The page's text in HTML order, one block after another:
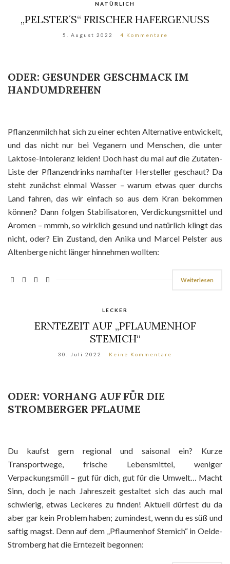
NATÜRLICH
„PELSTER´S“ FRISCHER HAFERGENUSS
5. August 2022 4 Kommentare
ODER: GESUNDER GESCHMACK IM
HANDUMDREHEN
Pflanzenmilch hat sich zu einer echten Alternative entwickelt,
und das nicht nur bei Veganern und Menschen, die unter
Laktose-Intoleranz leiden! Doch hast du mal auf die Zutaten-
Liste der Pflanzendrinks namhafter Hersteller geschaut? Da
steht zunächst einmal Wasser – warum etwas quer durchs
Land fahren, das wir einfach so aus dem Kran bekommen
können? Dann folgen Stabilisatoren, Verdickungsmittel und
Aromen – mmmh, so wirklich gesund und natürlich klingt das
nicht, oder? Ein Zustand, den Anika und Marcel Pelster aus
Altenberge nicht länger hinnehmen wollten:
Weiterlesen
LECKER
ERNTEZEIT AUF „PFLAUMENHOF
STEMICH“
30. Juli 2022 Keine Kommentare
ODER: VORHANG AUF FÜR DIE
STROMBERGER PFLAUME
Du kaufst gern regional und saisonal ein? Kurze
Transportwege, frische Lebensmittel, weniger
Verpackungsmüll – gut für dich, gut für die Umwelt… Macht
Sinn, doch je nach Jahreszeit gestaltet sich das auch mal
schwierig, etwas Leckeres zu finden! Aktuell dürfest du da
aber gar kein Problem haben; zumindest, wenn du es süß und
saftig magst. Denn auf dem „Pflaumenhof Stemich“ in Oelde-
Stromberg hat die Erntezeit begonnen: